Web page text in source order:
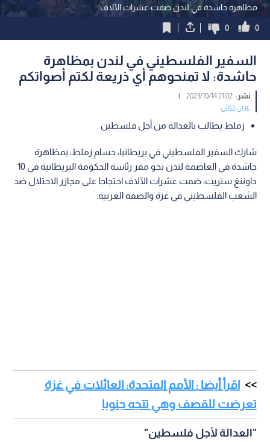
مظاهرة حاشدة في لندن ضمت عشرات الآلاف
0
0
السفير الفلسطيني في لندن بمظاهرة
حاشدة: لا تمنحوهم أي ذريعة لكتم أصواتكم
نشر :21:02 2023/10/14
|
عربي دولي
زملط يطالب بالعدالة من أجل فلسطين
شارك السفير الفلسطيني في بريطانيا، حسام زملط، بمظاهرة
حاشدة في العاصمة لندن نحو مقر رئاسة الحكومة البريطانية في 10
داوننغ ستريت، ضمت عشرات الآلاف احتجاجا على مجازر الاحتلال ضد
الشعب الفلسطيني في غزة والضفة الغربية.
اقرأ أيضا : الأمم المتحدة: العائلات في غزة
تعرضت للقصف وهي تتجه جنوبا
"العدالة لأجل فلسطين"